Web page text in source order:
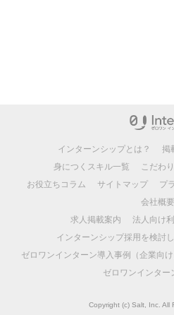
インターンシップとは？ 掲
身につくスキル一覧
こだわ
お役立ちコラム
サイトマップ プ
会社概要
求人掲載案内
法人向け
インターンシップ採用を検討
ゼロワンインターン導入事例（企業向け
ゼロワンインター
Copyright (c) Salt, Inc. All